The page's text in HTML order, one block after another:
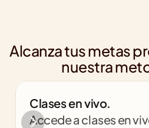
Alcanza tus metas
nuestra
Clases en vivo.
Accede a clases en